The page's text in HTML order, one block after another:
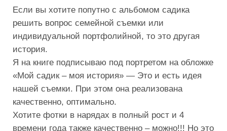
Если вы хотите попутно с альбомом садика
решить вопрос семейной съемки или
индивидуальной портфолийной, то это другая
история.
Я на книге подписываю под портретом на обложке
«Мой садик – моя история» — Это и есть идея
нашей съемки. При этом она реализована
качественно, оптимально.
Хотите фотки в нарядах в полный рост и 4
времени года также качественно – можно!!! Но это